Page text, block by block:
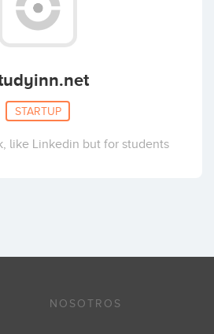
STARTUP
like Linkedin but for students
NOSOTROS